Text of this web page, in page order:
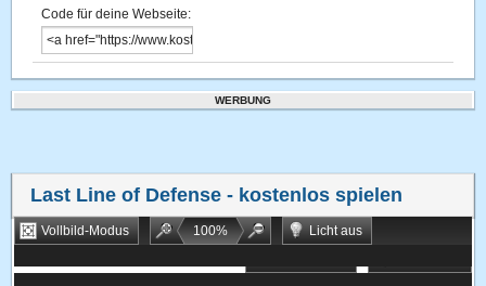
Code für deine Webseite:
WERBUNG
Last Line of Defense - kostenlos spielen
Vollbild-Modus 100%
Licht aus